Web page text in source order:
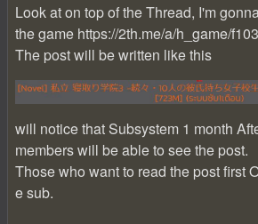
Look at on top of the Thread, I'm
the game https://2th.me/a/h_game/
The post will be written like this
will notice that Subsystem 1 month
members will be able to see the post.
Those who want to read the post first
e sub.